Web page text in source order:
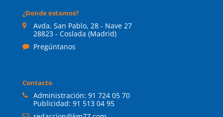
¿Donde estamos?
Avda. San Pablo, 28 - Nave 27
28823 - Coslada (Madrid)
Pregúntanos
Contacto
Administración: 91 724 05 70
Publicidad: 91 513 04 95